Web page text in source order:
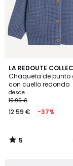
LA REDOUTE
Chaqueta de punto
con cuello redondo
desde
19.99 €
12.59 € -37%
5
/
5
2
Colores
5
/